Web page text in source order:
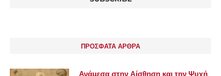
ΠΡΟΣΦΑΤΑ ΑΡΘΡΑ
Ανάμεσα στην Αίσθηση και την Ψυχή